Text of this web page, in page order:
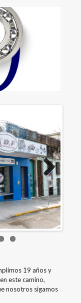
Next
19 años y
este camino,
nosotros sigamos